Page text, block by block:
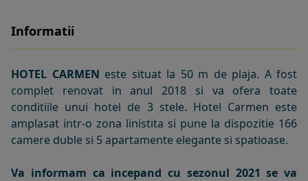
Informatii
HOTEL CARMEN este situat la 50 m de plaja. A fost
complet renovat in anul 2018 si va ofera toate
conditiile unui hotel de 3 stele. Hotel Carmen este
amplasat intr-o zona linistita si pune la dispozitie 166
camere duble si 5 apartamente elegante si spatioase.
Va informam ca incepand cu sezonul 2021 se va